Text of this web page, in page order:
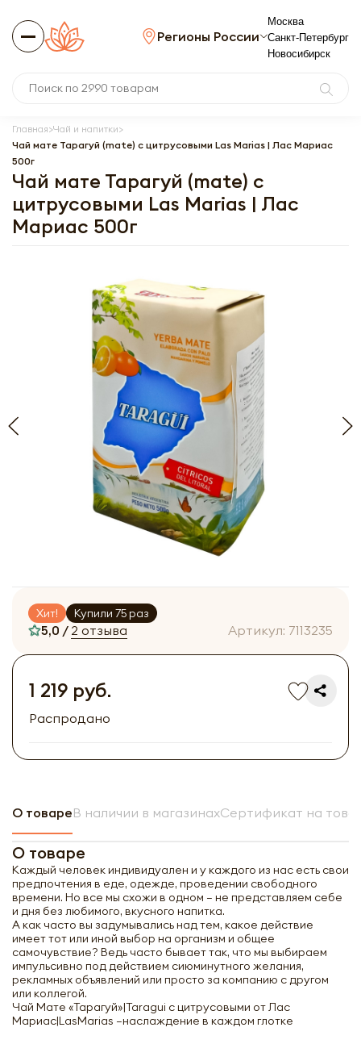
Регионы России
Москва
Санкт-Петербург
Новосибирск
Главная Чай и напитки
Чай мате Тарагуй (mate) с цитрусовыми Las Marias | Лас Мариас
500г
Чай мате Тарагуй (mate) с
цитрусовыми Las Marias | Лас
Мариас 500г
Хит! Купили 75 раз
5,0 / 2 отзыва Артикул: 7113235
1 219 руб.
Распродано
О товареВ наличии в магазинахСертификат на
О товаре
Каждый человек индивидуален и у каждого из нас есть свои
предпочтения в еде, одежде, проведении свободного
времени. Но все мы схожи в одном – не представляем себе
и дня без любимого, вкусного напитка.
А как часто вы задумывались над тем, какое действие
имеет тот или иной выбор на организм и общее
самочувствие? Ведь часто бывает так, что мы выбираем
импульсивно под действием сиюминутного желания,
рекламных объявлений или просто за компанию с другом
или коллегой.
Чай Мате «Тарагуй»|Taragui с цитрусовыми от Лас
Мариас|LasMarias –наслаждение в каждом глотке